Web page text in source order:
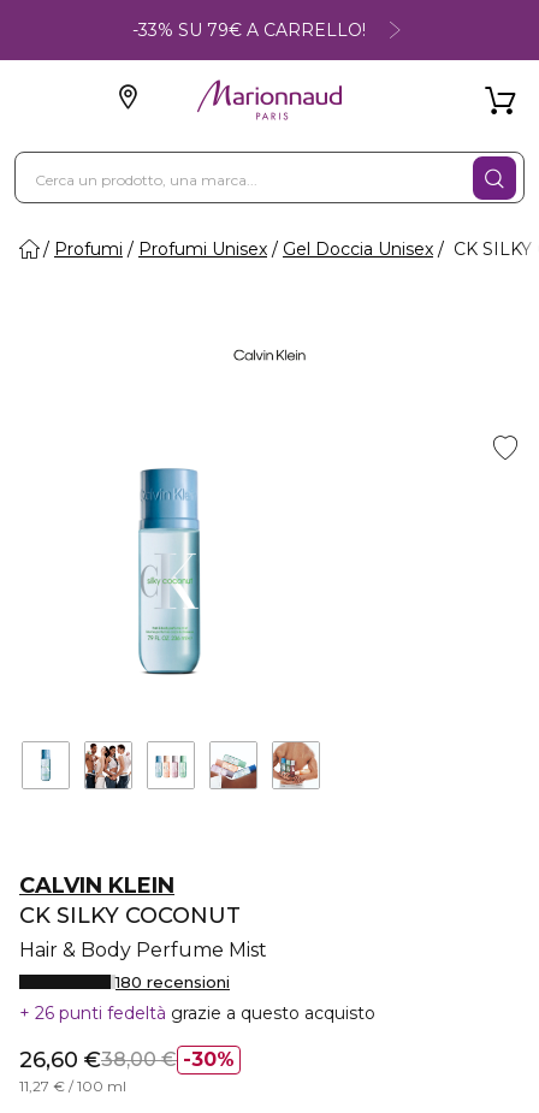
-33% SU 79€ A CARRELLO!
Profumi Profumi Unisex Gel Doccia Unisex CK
CALVIN KLEIN
CK SILKY COCONUT
Hair & Body Perfume Mist
180 recensioni
26 punti fedeltà grazie a questo acquisto
30%
26,60 €38,00 €
11,27 € / 100 ml